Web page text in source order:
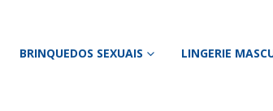
BRINQUEDOS SEXUAIS LINGERIE